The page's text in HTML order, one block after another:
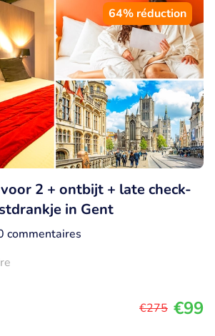
64% réduction
2 + ontbijt + late check-
in Gent
commentaires
€275 €99